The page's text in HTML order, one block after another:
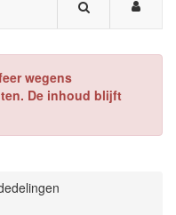
wegens
De inhoud blijft